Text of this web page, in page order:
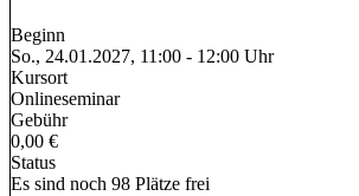
Beginn
So., 24.01.2027, 11:00 - 12:00 Uhr
Kursort
Onlineseminar
Gebühr
0,00 €
Status
Es sind noch 98 Plätze frei